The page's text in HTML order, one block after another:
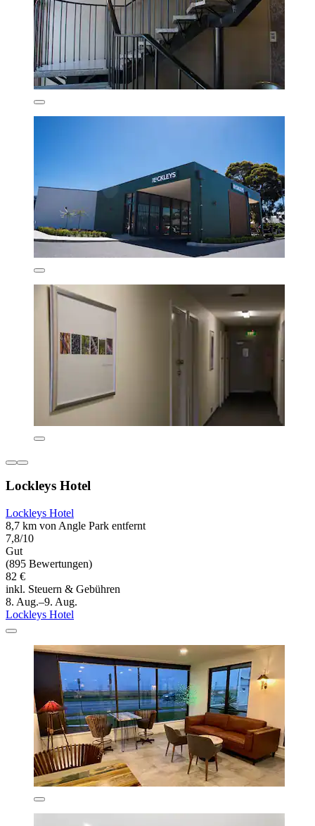
Lockleys Hotel
Lockleys Hotel
8,7 km von Angle Park entfernt
7,8/10
Gut
(895 Bewertungen)
82 €
inkl. Steuern & Gebühren
8. Aug.–9. Aug.
Lockleys Hotel